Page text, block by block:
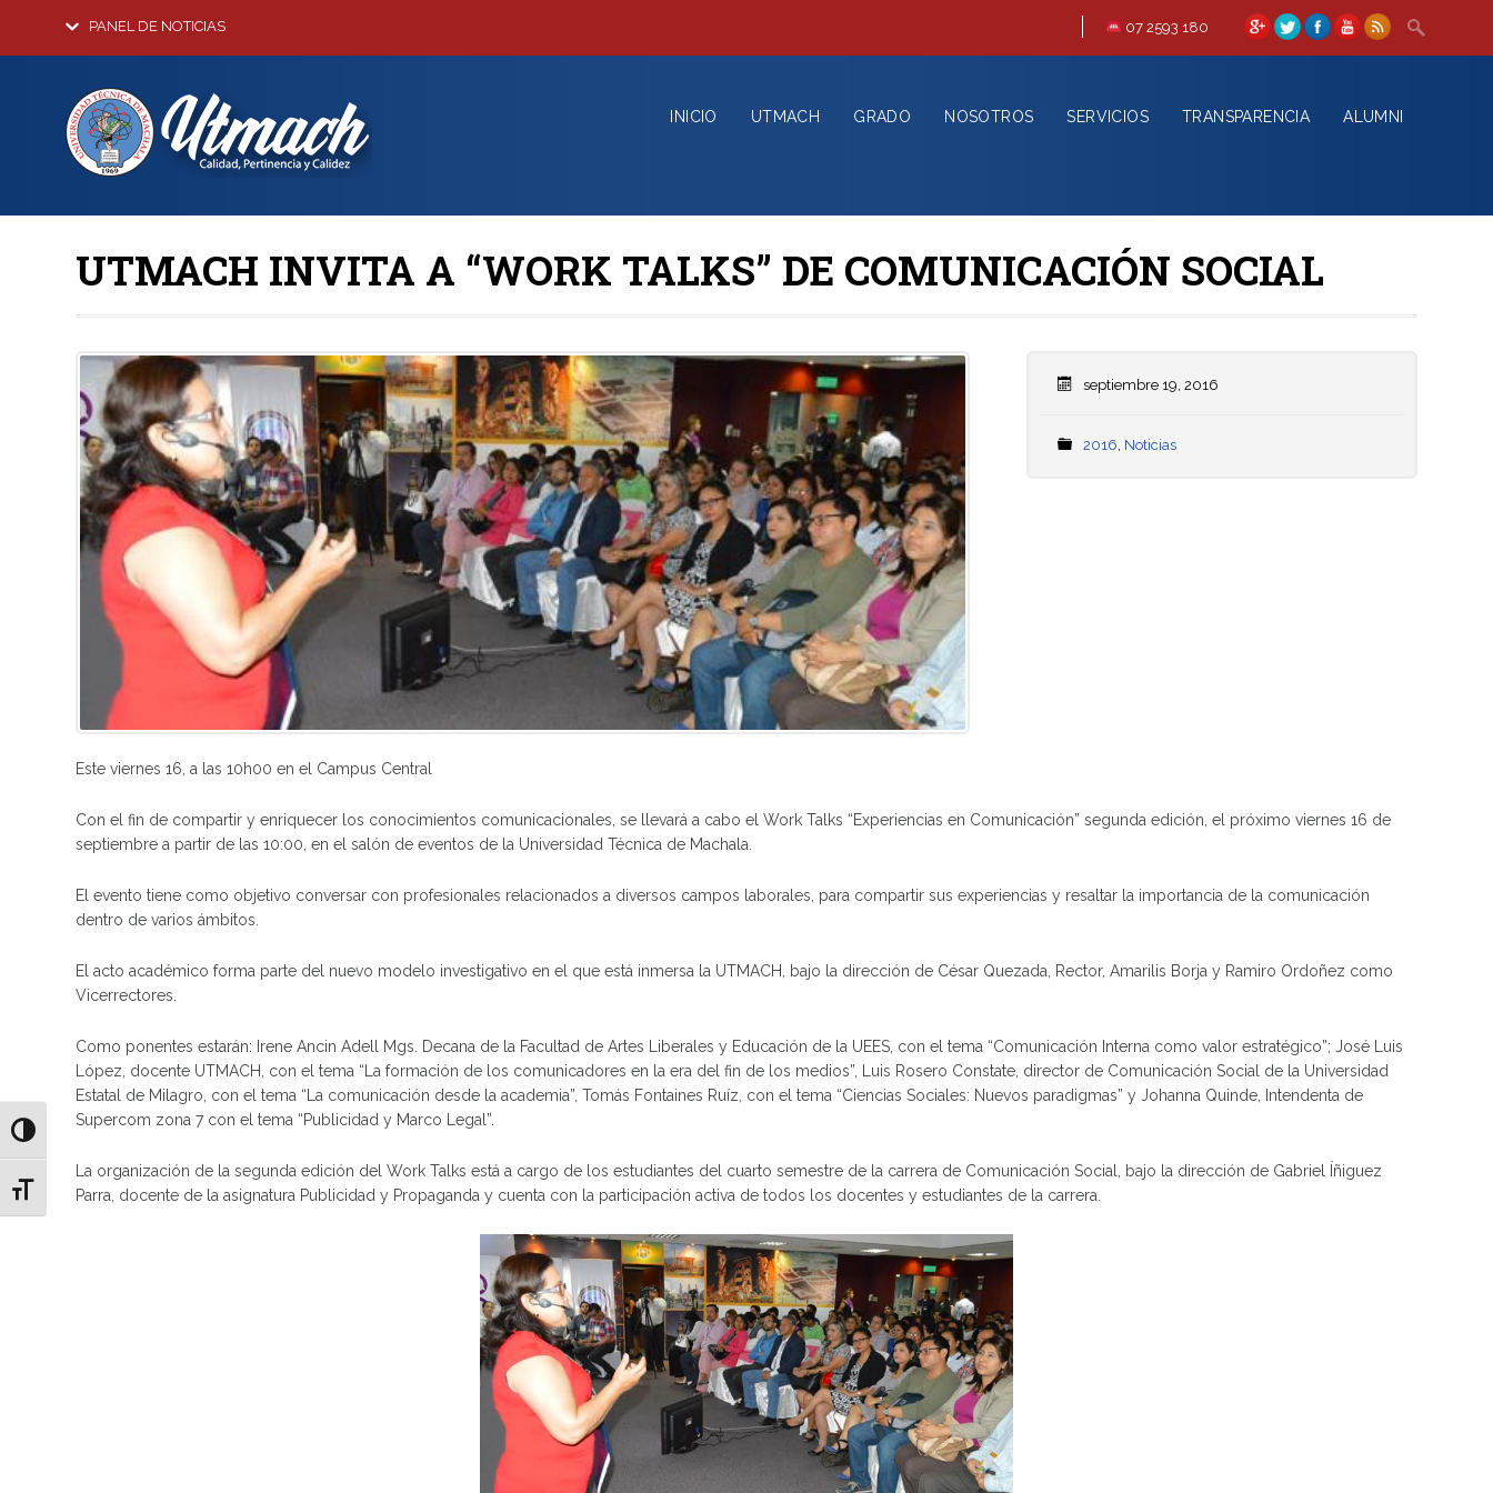
Alternar alto contraste
Alternar tamaño de letra
PANEL DE NOTICIAS 07 2593 180
INICIO UTMACH GRADO NOSOTROS SERVICIOS TRANSPARENCIA ALUMNI
UTMACH INVITA A “WORK TALKS” DE COMUNICACIÓN SOCIAL
septiembre 19, 2016
2016, Noticias
Este viernes 16, a las 10h00 en el Campus Central
Con el fin de compartir y enriquecer los conocimientos comunicacionales, se llevará a cabo el Work Talks “Experiencias en Comunicación” segunda edición, el próximo viernes 16 de
septiembre a partir de las 10:00, en el salón de eventos de la Universidad Técnica de Machala.
El evento tiene como objetivo conversar con profesionales relacionados a diversos campos laborales, para compartir sus experiencias y resaltar la importancia de la comunicación
dentro de varios ámbitos.
El acto académico forma parte del nuevo modelo investigativo en el que está inmersa la UTMACH, bajo la dirección de César Quezada, Rector, Amarilis Borja y Ramiro Ordoñez como
Vicerrectores.
Como ponentes estarán: Irene Ancin Adell Mgs. Decana de la Facultad de Artes Liberales y Educación de la UEES, con el tema “Comunicación Interna como valor estratégico”; José Luis
López, docente UTMACH, con el tema “La formación de los comunicadores en la era del fin de los medios”, Luis Rosero Constate, director de Comunicación Social de la Universidad
Estatal de Milagro, con el tema “La comunicación desde la academia”, Tomás Fontaines Ruíz, con el tema “Ciencias Sociales: Nuevos paradigmas” y Johanna Quinde, Intendenta de
Supercom zona 7 con el tema “Publicidad y Marco Legal”.
La organización de la segunda edición del Work Talks está a cargo de los estudiantes del cuarto semestre de la carrera de Comunicación Social, bajo la dirección de Gabriel Íñiguez
Parra, docente de la asignatura Publicidad y Propaganda y cuenta con la participación activa de todos los docentes y estudiantes de la carrera.